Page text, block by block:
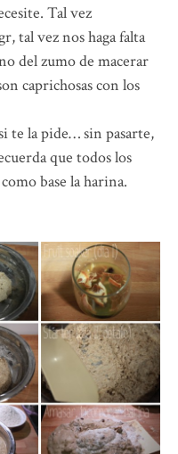
Tal vez
tal vez nos haga falta
del zumo de macerar
caprichosas con los
te la pide… sin pasarte,
que todos los
base la harina.